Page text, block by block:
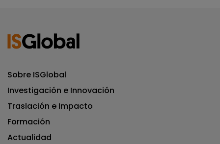
Sobre ISGlobal
Investigación e Innovación
Traslación e Impacto
Formación
Actualidad